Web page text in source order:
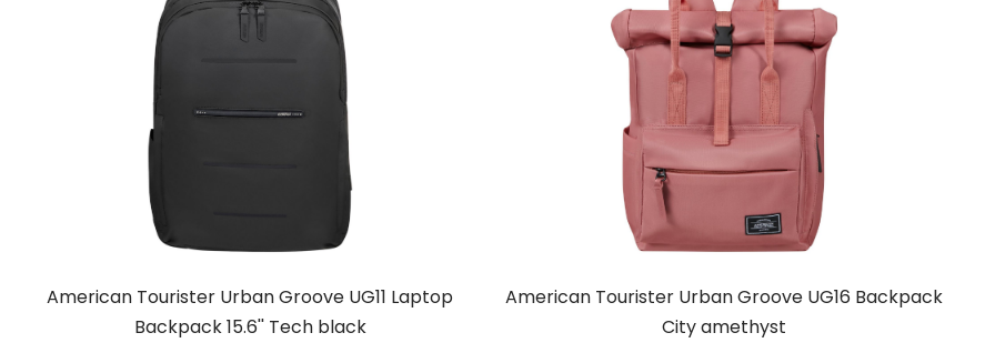
American Tourister Urban Groove UG11 Laptop
Backpack 15.6'' Tech black
American Tourister Urban Groove UG16 Backpack
City amethyst